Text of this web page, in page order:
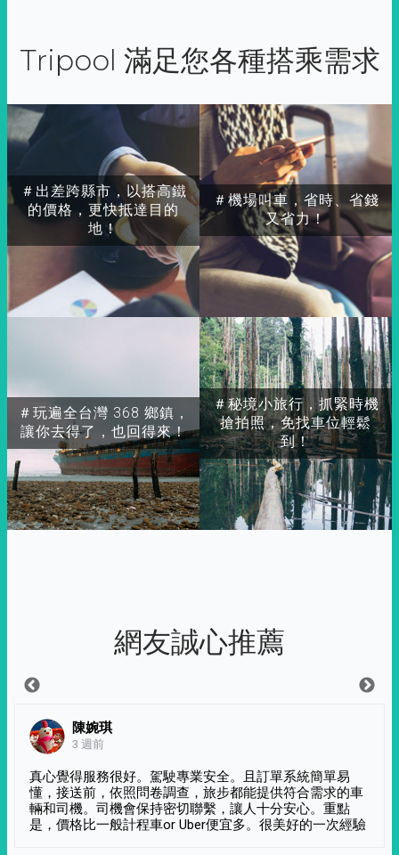
Tripool 滿足您各種搭乘需求
＃出差跨縣市，以搭高鐵
的價格，更快抵達目的
地！
＃玩遍全台灣 368 鄉鎮，
讓你去得了，也回得來！
＃秘境小旅行，抓緊時機
搶拍照，免找車位輕鬆
到！
＃機場叫車，省時、省錢
又省力！
網友誠心推薦
陳婉琪
3 週前
真心覺得服務很好。駕駛專業安全。且訂單系統簡單易
懂，接送前，依照問卷調查，旅步都能提供符合需求的車
輛和司機。司機會保持密切聯繫，讓人十分安心。重點
是，價格比一般計程車or Uber便宜多。很美好的一次經驗